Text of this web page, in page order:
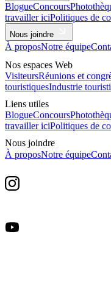
BlogueConcours
travailler iciPolitiques de
Nous joindre
À proposNotre équipe
Nos espaces Web
VisiteursRéunions et
touristiquesIndustrie
Liens utiles
BlogueConcours
travailler iciPolitiques de
Nous joindre
À proposNotre équipe